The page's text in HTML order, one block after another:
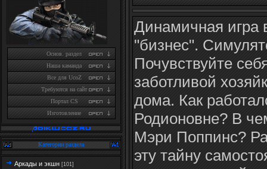
Основ. раздел
Наша каманда
Все для UcoZ
Требуются на сайт
Портал CS
Изготовление
Категории раздела
Аркады и экшн [101]
Динамичная игра
"бизнес".
Почувствуйте
заботливой
дома. Как
Родионовне? В
Мэри Поппинс?
эту тайну